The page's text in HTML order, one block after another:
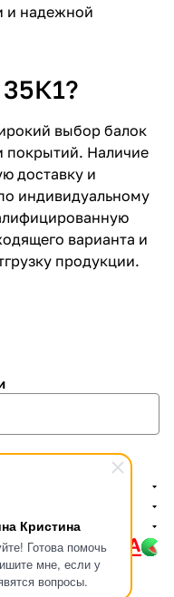
Кристина
Готова помочь
мне, если у
вопросы.
и надежной
выбор балок
покрытий. Наличие
доставку и
индивидуальному
варианта и
продукции.